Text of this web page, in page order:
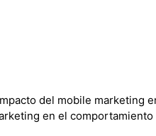
del mobile marketing